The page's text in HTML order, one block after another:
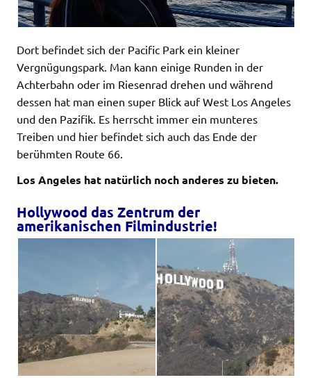
Dort befindet sich der Pacific Park ein kleiner
Vergnügungspark. Man kann einige Runden in der
Achterbahn oder im Riesenrad drehen und während
dessen hat man einen super Blick auf West Los Angeles
und den Pazifik. Es herrscht immer ein munteres
Treiben und hier befindet sich auch das Ende der
berühmten Route 66.
Los Angeles hat natürlich noch anderes zu bieten.
Hollywood das Zentrum der
amerikanischen Filmindustrie!